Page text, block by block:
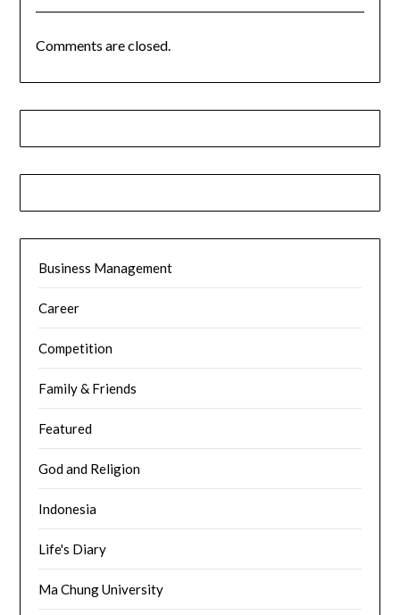
Comments are closed.
Business Management
Career
Competition
Family & Friends
Featured
God and Religion
Indonesia
Life's Diary
Ma Chung University